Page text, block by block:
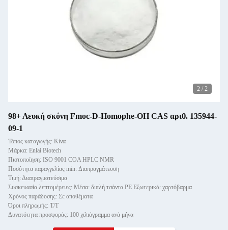
2 / 2
98+ Λευκή σκόνη Fmoc-D-Homophe-OH CAS αριθ. 135944-
09-1
Τόπος καταγωγής: Κίνα
Μάρκα: Enlai Biotech
Πιστοποίηση: ISO 9001 COA HPLC NMR
Ποσότητα παραγγελίας min: Διαπραγμάτευση
Τιμή: Διαπραγματεύσιμα
Συσκευασία λεπτομέρειες: Μέσα: διπλή τσάντα PE Εξωτερικά: χαρτόβαρμα
Χρόνος παράδοσης: Σε αποθέματα
Όροι πληρωμής: Τ/Τ
Δυνατότητα προσφοράς: 100 χιλιόγραμμα ανά μήνα